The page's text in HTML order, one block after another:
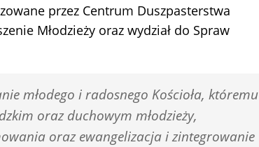
przez Centrum Duszpasterstwa
Młodzieży oraz wydział do Spraw
młodego i radosnego Kościoła, któremu
oraz duchowym młodzieży,
oraz ewangelizacja i zintegrowanie